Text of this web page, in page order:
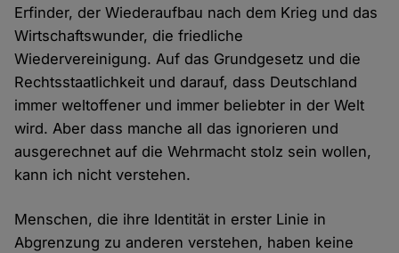
Erfinder, der Wiederaufbau nach dem Krieg und das
Wirtschaftswunder, die friedliche
Wiedervereinigung. Auf das Grundgesetz und die
Rechtsstaatlichkeit und darauf, dass Deutschland
immer weltoffener und immer beliebter in der Welt
wird. Aber dass manche all das ignorieren und
ausgerechnet auf die Wehrmacht stolz sein wollen,
kann ich nicht verstehen.
Menschen, die ihre Identität in erster Linie in
Abgrenzung zu anderen verstehen, haben keine